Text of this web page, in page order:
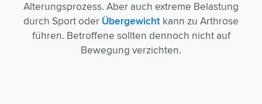
Alterungsprozess. Aber auch extreme Belastung
durch Sport oder Übergewicht kann zu Arthrose
führen. Betroffene sollten dennoch nicht auf
Bewegung verzichten.